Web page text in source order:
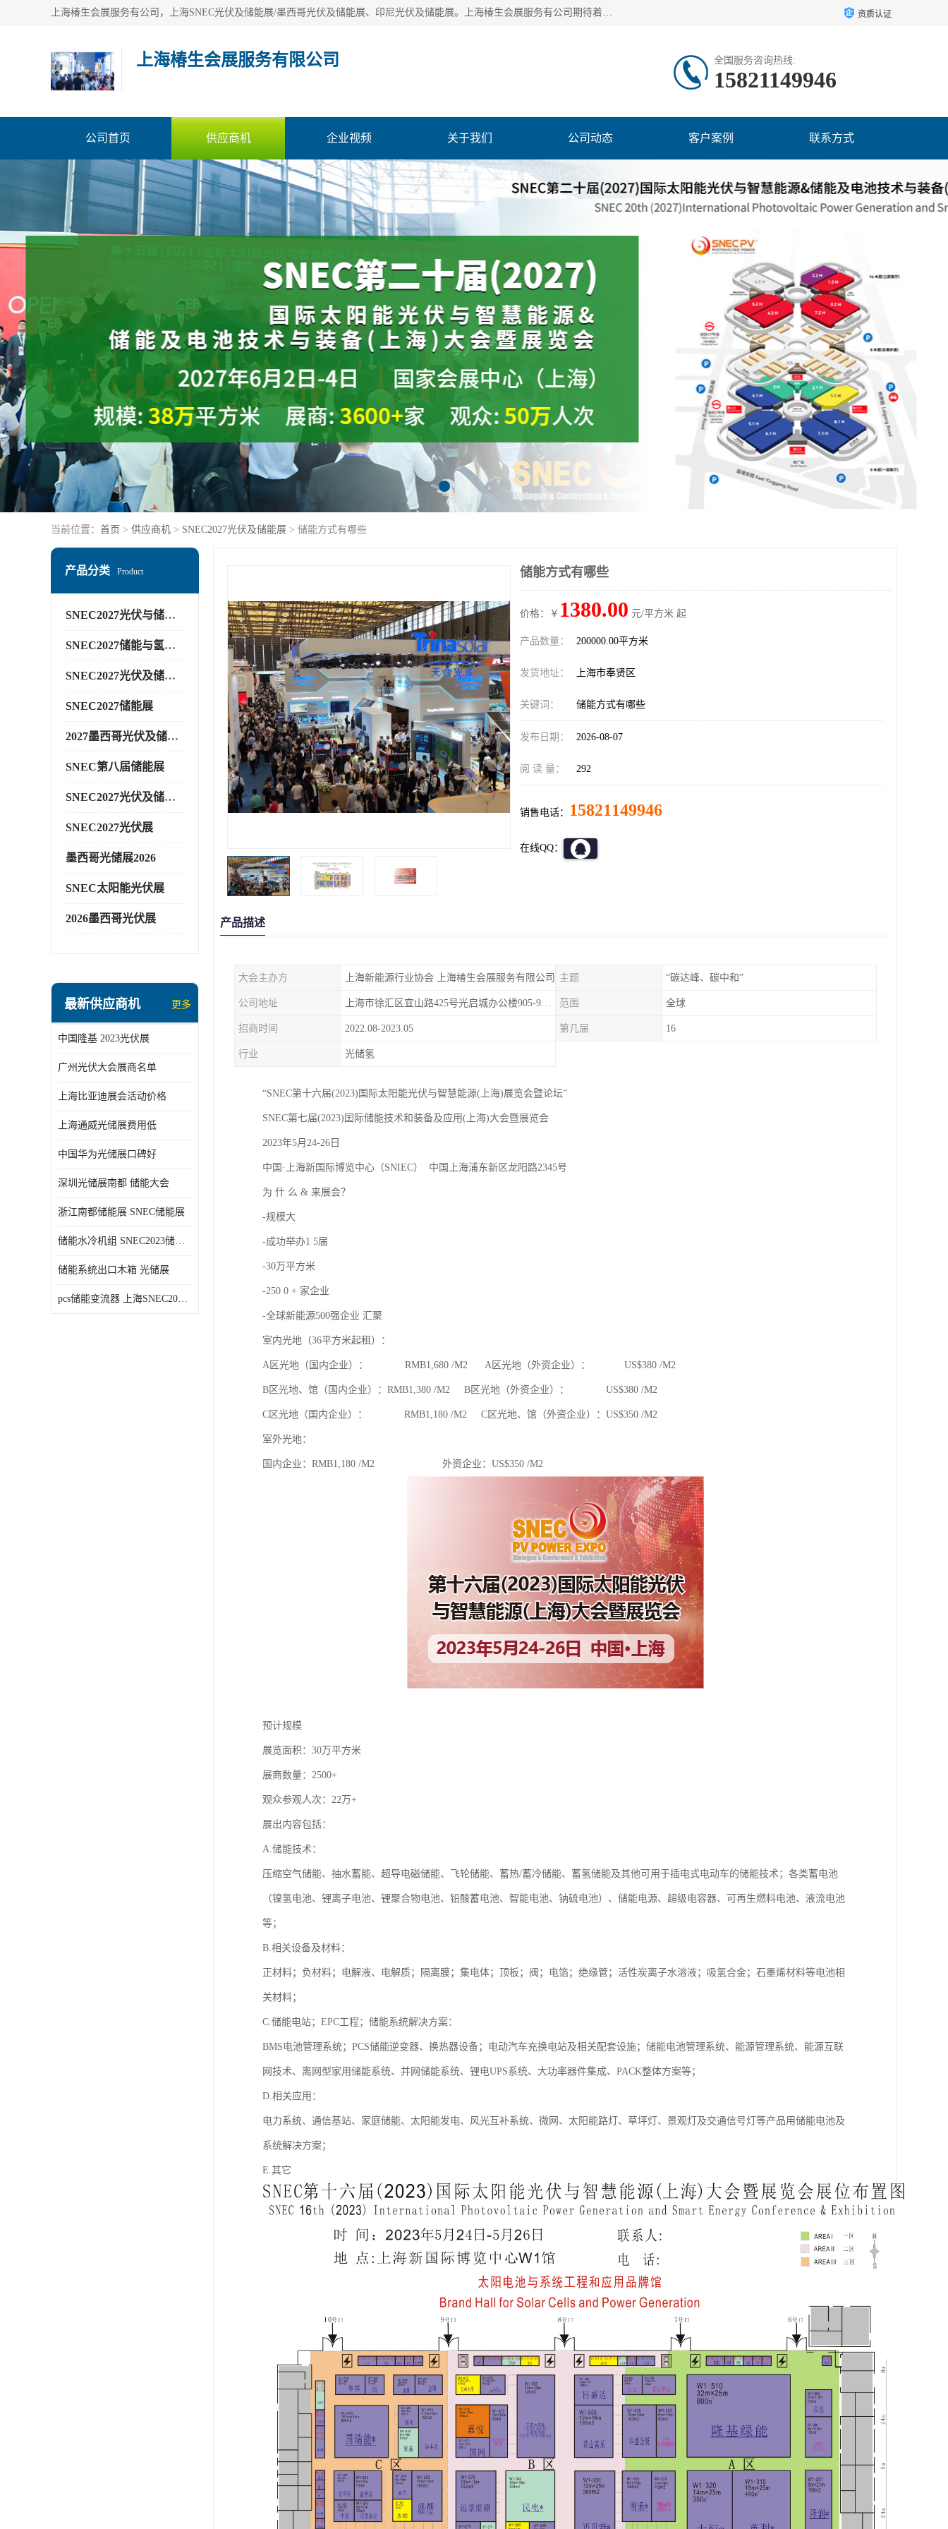
上海椿生会展服务有公司，上海SNEC光伏及储能展/墨西哥光伏及储能展、印尼光伏及储能展。上海椿生会展服务有公司期待着相关业者聚首我们的新能源平台，从产业的视野、以问题为导向，一起把脉中国、亚洲及世界太阳能光伏及储能市场。 资质认证
上海椿生会展服务有限公司 全国服务咨询热线:
15821149946
公司首页 供应商机 企业视频 关于我们 公司动态 客户案例 联系方式
当前位置： 首页 > 供应商机 > SNEC2027光伏及储能展 > 储能方式有哪些
产品分类 Product
SNEC2027光伏与储能展
SNEC2027储能与氢能展
SNEC2027光伏及储能展
SNEC2027储能展
2027墨西哥光伏及储能展
SNEC第八届储能展
SNEC2027光伏及储能展
SNEC2027光伏展
墨西哥光储展2026
SNEC太阳能光伏展
2026墨西哥光伏展
最新供应商机 更多
中国隆基 2023光伏展
广州光伏大会展商名单
上海比亚迪展会活动价格
上海通威光储展费用低
中国华为光储展口碑好
深圳光储展南都 储能大会
浙江南都储能展 SNEC储能展
储能水冷机组 SNEC2023储能展
储能系统出口木箱 光储展
pcs储能变流器 上海SNEC2023光伏展
储能方式有哪些
价格：￥ 1380.00 元/平方米 起
产品数量： 200000.00平方米
发货地址： 上海市奉贤区
关键词： 储能方式有哪些
发布日期： 2026-08-07
阅 读 量： 292
销售电话： 15821149946
在线QQ：
产品描述
大会主办方 上海新能源行业协会 上海椿生会展服务有限公司 主题 “碳达峰、碳中和”
公司地址 上海市徐汇区宜山路425号光启城办公楼905-907室 范围 全球
招商时间 2022.08-2023.05 第几届 16
行业 光储氢
“SNEC第十六届(2023)国际太阳能光伏与智慧能源(上海)展览会暨论坛”
SNEC第七届(2023)囯际储能技术和装备及应用(上海)大会暨展览会
2023年5月24-26日
中国·上海新国际博览中心（SNIEC） 中国上海浦东新区龙阳路2345号
为 什 么 & 来展会？
-规模大
-成功举办1 5届
-30万平方米
-250 0 + 家企业
-全球新能源500强企业 汇聚
室内光地（36平方米起租）：
A区光地（国内企业）： RMB1,680 /M2 A区光地（外资企业）： US$380 /M2
B区光地、馆（国内企业）：RMB1,380 /M2 B区光地（外资企业）： US$380 /M2
C区光地（国内企业）： RMB1,180 /M2 C区光地、馆（外资企业）：US$350 /M2
室外光地：
国内企业：RMB1,180 /M2 外资企业：US$350 /M2
预计规模
展览面积：30万平方米
展商数量：2500+
观众参观人次：22万+
展出内容包括：
A.储能技术：
压缩空气储能、抽水蓄能、超导电磁储能、飞轮储能、蓄热/蓄冷储能、蓄氢储能及其他可用于插电式电动车的储能技术；各类蓄电池
（镍氢电池、锂离子电池、锂聚合物电池、铅酸蓄电池、智能电池、钠硫电池）、储能电源、超级电容器、可再生燃料电池、液流电池
等；
B.相关设备及材料：
正材料；负材料；电解液、电解质；隔离膜；集电体；顶板；阀；电箔；绝缘管；活性炭离子水溶液；吸氢合金；石墨烯材料等电池相
关材料；
C.储能电站；EPC工程；储能系统解决方案：
BMS电池管理系统；PCS储能逆变器、换热器设备；电动汽车充换电站及相关配套设施；储能电池管理系统、能源管理系统、能源互联
网技术、离网型家用储能系统、并网储能系统、锂电UPS系统、大功率器件集成、PACK整体方案等；
D.相关应用：
电力系统、通信基站、家庭储能、太阳能发电、风光互补系统、微网、太阳能路灯、草坪灯、景观灯及交通信号灯等产品用储能电池及
系统解决方案；
E.其它